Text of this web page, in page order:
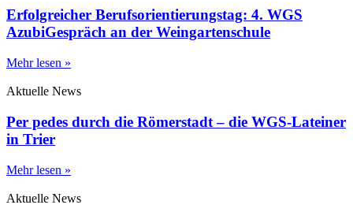
Erfolgreicher Berufsorientierungstag: 4. WGS
AzubiGespräch an der Weingartenschule
Mehr lesen »
Aktuelle News
Per pedes durch die Römerstadt – die WGS-Lateiner
in Trier
Mehr lesen »
Aktuelle News